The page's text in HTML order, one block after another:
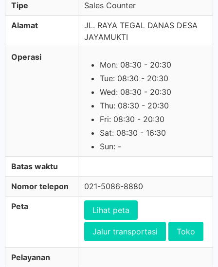
Tipe Sales Counter
Alamat
JL. RAYA TEGAL DANAS DESA
JAYAMUKTI
Operasi
Mon: 08:30 - 20:30
Tue: 08:30 - 20:30
Wed: 08:30 - 20:30
Thu: 08:30 - 20:30
Fri: 08:30 - 20:30
Sat: 08:30 - 16:30
Sun: -
Batas waktu
Nomor telepon 021-5086-8880
Peta Lihat peta
Jalur transportasi Toko
Pelayanan